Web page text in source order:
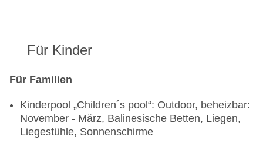
Für Kinder
Für Familien
Kinderpool „Children´s pool“: Outdoor, beheizbar:
November - März, Balinesische Betten, Liegen,
Liegestühle, Sonnenschirme